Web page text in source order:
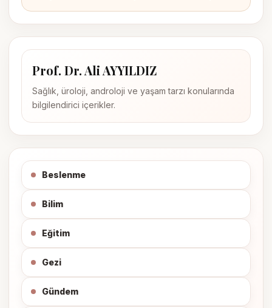
Prof. Dr. Ali AYYILDIZ
Sağlık, üroloji, androloji ve yaşam tarzı konularında
bilgilendirici içerikler.
Beslenme
Bilim
Eğitim
Gezi
Gündem